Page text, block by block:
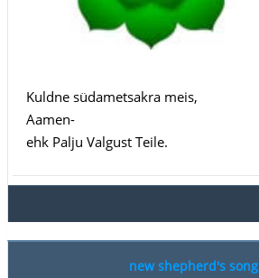
Kuldne südametsakra meis,
Aamen-
ehk Palju Valgust Teile.
new shepherd's song